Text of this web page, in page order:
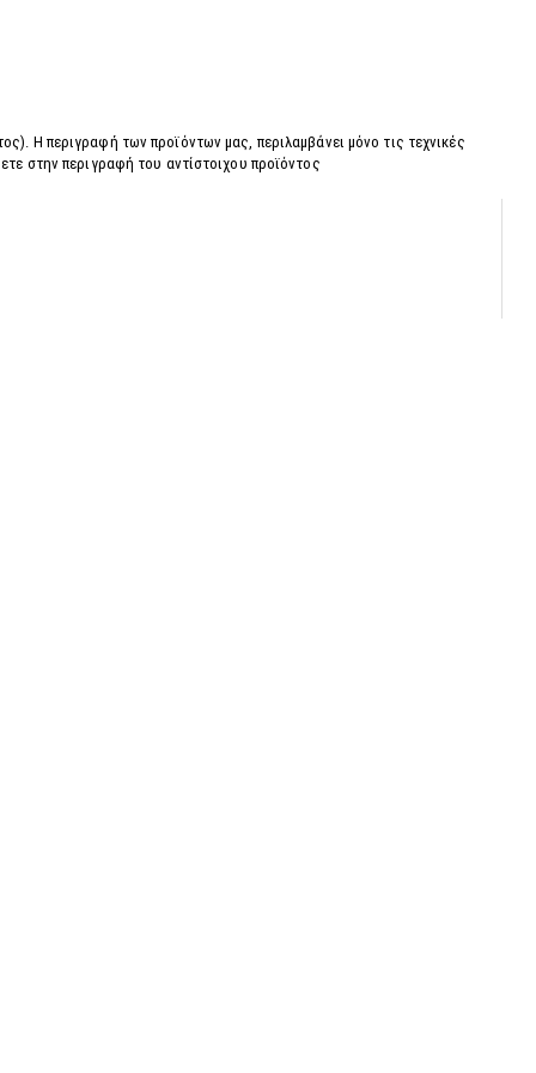
Η περιγραφή των προϊόντων μας, περιλαμβάνει μόνο τις τεχνικές
στην περιγραφή του αντίστοιχου προϊόντος